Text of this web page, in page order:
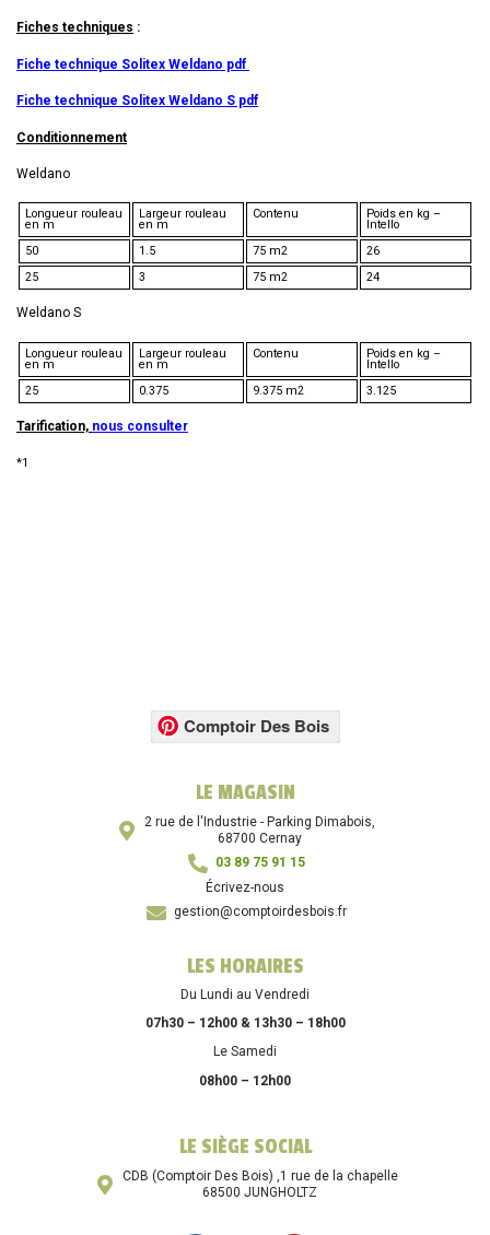
Fiches techniques :
Fiche technique Solitex Weldano pdf
Fiche technique Solitex Weldano S pdf
Conditionnement
Weldano
Longueur rouleau
en m
Largeur rouleau
en m
Contenu Poids en kg –
Intello
50
1.5 75 m2
26
25
3 75 m2 24
Weldano S
Longueur rouleau
en m
Largeur rouleau
en m
Contenu Poids en kg –
Intello
25
0.375 9.375 m2 3.125
Tarification, nous consulter
*1
Comptoir Des Bois
LE MAGASIN
2 rue de l'Industrie - Parking Dimabois,
68700 Cernay
03 89 75 91 15
Écrivez-nous
gestion@comptoirdesbois.fr
LES HORAIRES
Du Lundi au Vendredi
07h30 – 12h00 & 13h30 – 18h00
Le Samedi
08h00 – 12h00
LE SIÈGE SOCIAL
CDB (Comptoir Des Bois) ,1 rue de la chapelle
68500 JUNGHOLTZ